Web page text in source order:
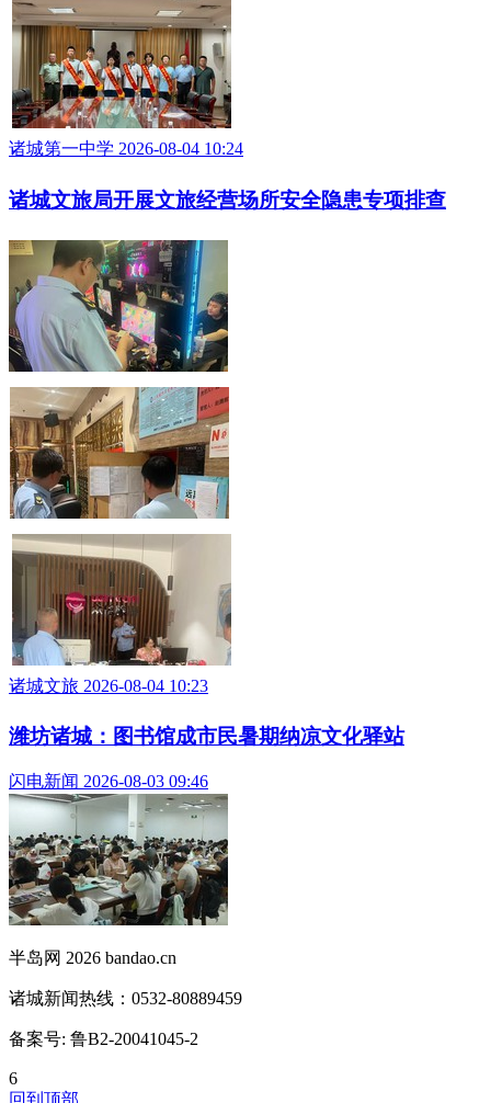
诸城第一中学 2026-08-04 10:24
诸城文旅局开展文旅经营场所安全隐患专项排查
诸城文旅 2026-08-04 10:23
潍坊诸城：图书馆成市民暑期纳凉文化驿站
闪电新闻 2026-08-03 09:46
半岛网 2026 bandao.cn
诸城新闻热线：0532-80889459
备案号: 鲁B2-20041045-2
6